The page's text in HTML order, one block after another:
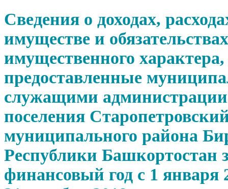
Сведения о доходах,
имуществе и обязательствах
имущественного характера,
предоставленные
служащими администрации
поселения
муниципального района
Республики Башкортостан
финансовый год с 1 января